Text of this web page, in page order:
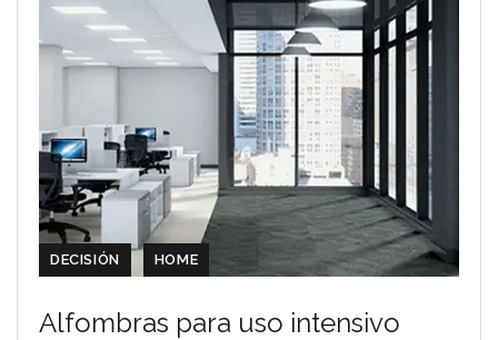
DECISIÓN HOME
Alfombras para uso intensivo